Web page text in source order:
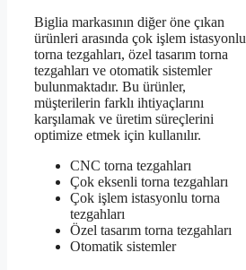
Biglia markasının diğer öne çıkan
ürünleri arasında çok işlem istasyonlu
torna tezgahları, özel tasarım torna
tezgahları ve otomatik sistemler
bulunmaktadır. Bu ürünler,
müşterilerin farklı ihtiyaçlarını
karşılamak ve üretim süreçlerini
optimize etmek için kullanılır.
CNC torna tezgahları
Çok eksenli torna tezgahları
Çok işlem istasyonlu torna
tezgahları
Özel tasarım torna tezgahları
Otomatik sistemler